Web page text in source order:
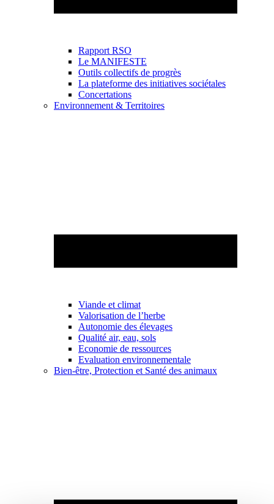
Rapport RSO
Le MANIFESTE
Outils collectifs de progrès
La plateforme des initiatives sociétales
Concertations
Environnement & Territoires
Viande et climat
Valorisation de l’herbe
Autonomie des élevages
Qualité air, eau, sols
Economie de ressources
Evaluation environnementale
Bien-être, Protection et Santé des animaux